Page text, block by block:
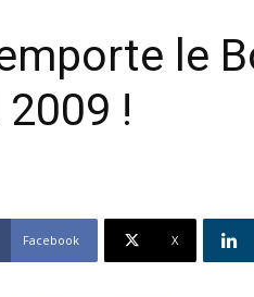
le
!
Facebook X